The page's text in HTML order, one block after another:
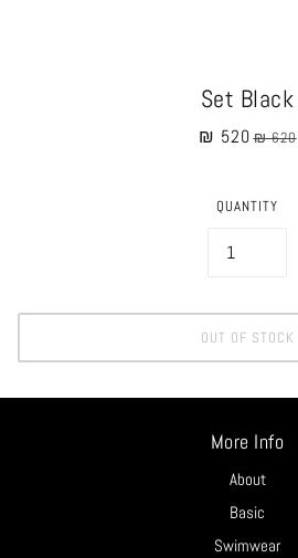
Set Black
₪ 520 ₪ 620
QUANTITY
OUT OF STOCK
More Info
About
Basic
Swimwear